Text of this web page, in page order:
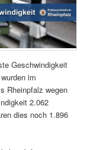
Geschwindigkeit
im
Rheinpfalz wegen
2.062
dies noch 1.896